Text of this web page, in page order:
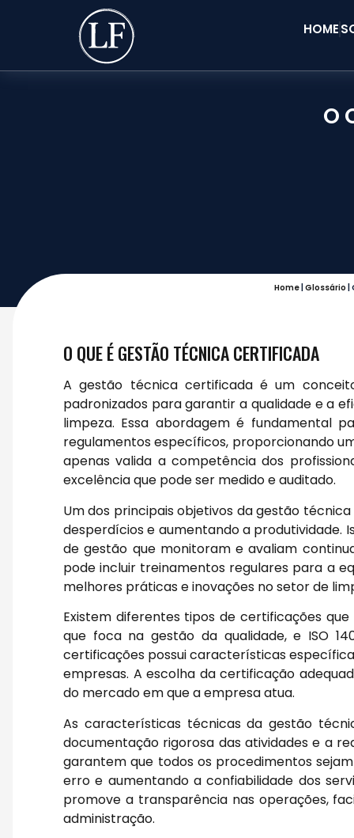
HOME
O
Home| Glossário
O QUE É GESTÃO TÉCNICA CERTIFICADA
A gestão técnica certificada é um
padronizados para garantir a qualidade e a
limpeza. Essa abordagem é fundamental
regulamentos específicos, proporcionando
apenas valida a competência dos
excelência que pode ser medido e auditado.
Um dos principais objetivos da gestão
desperdícios e aumentando a produtividade.
de gestão que monitoram e avaliam
pode incluir treinamentos regulares para a
melhores práticas e inovações no setor de
Existem diferentes tipos de certificações
que foca na gestão da qualidade, e ISO
certificações possui características
empresas. A escolha da certificação
do mercado em que a empresa atua.
As características técnicas da gestão
documentação rigorosa das atividades e a
garantem que todos os procedimentos
erro e aumentando a confiabilidade dos
promove a transparência nas operações,
administração.